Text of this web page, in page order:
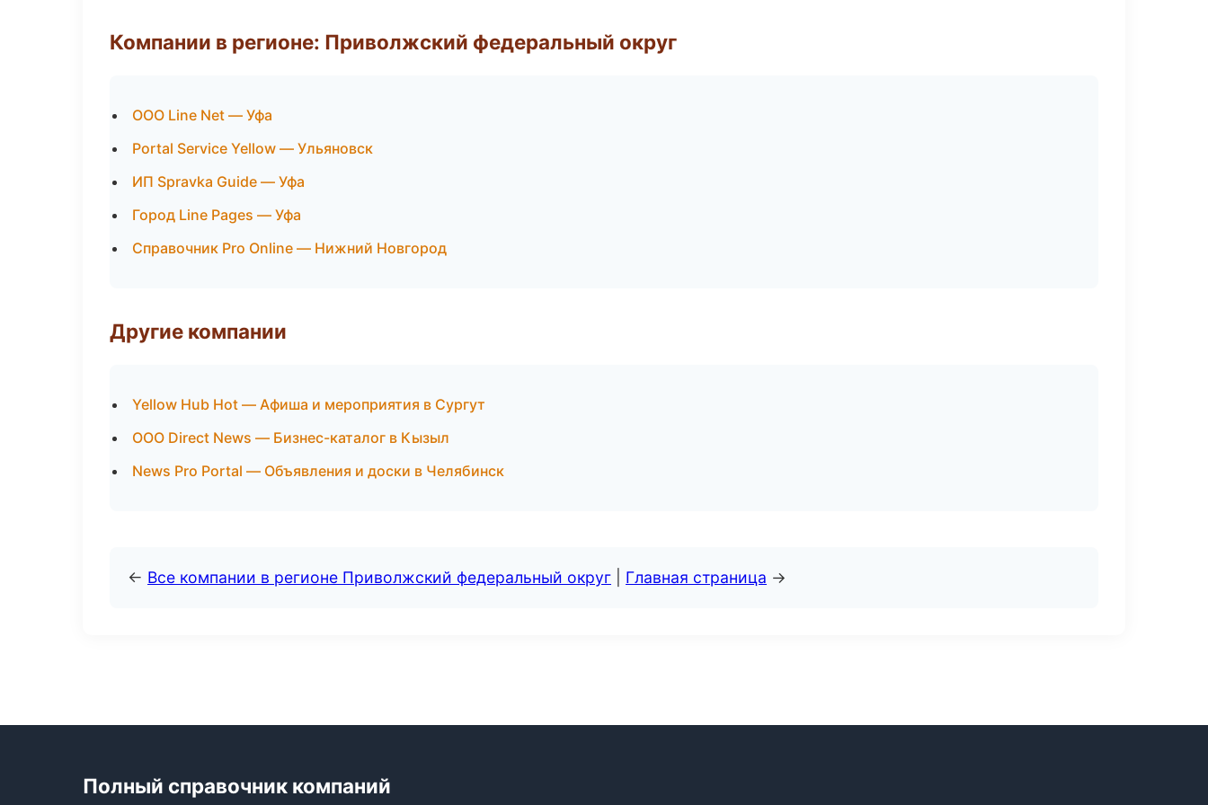
Компании в регионе: Приволжский федеральный округ
ООО Line Net — Уфа
Portal Service Yellow — Ульяновск
ИП Spravka Guide — Уфа
Город Line Pages — Уфа
Справочник Pro Online — Нижний Новгород
Другие компании
Yellow Hub Hot — Афиша и мероприятия в Сургут
ООО Direct News — Бизнес-каталог в Кызыл
News Pro Portal — Объявления и доски в Челябинск
← Все компании в регионе Приволжский федеральный округ Главная страница →
Полный справочник компаний